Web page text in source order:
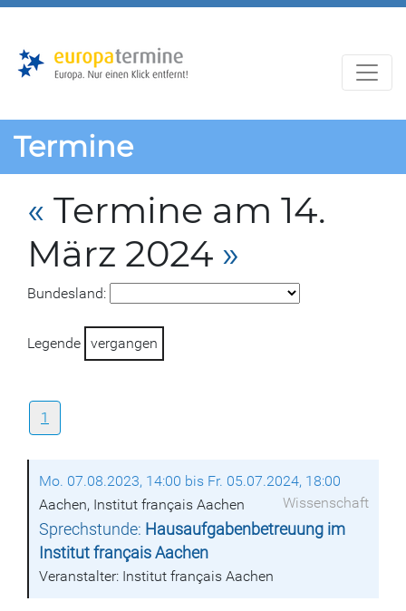
Termine
« Termine am 14.
März 2024 »
Bundesland:
Legende vergangen
1
Mo. 07.08.2023, 14:00 bis Fr. 05.07.2024, 18:00
Wissenschaft
Aachen, Institut français Aachen
Sprechstunde: Hausaufgabenbetreuung im
Institut français Aachen
Veranstalter: Institut français Aachen